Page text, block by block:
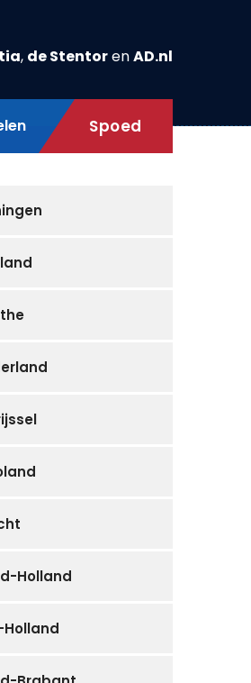
, de StentorenAD.nl
Spoed
Holland
Holland